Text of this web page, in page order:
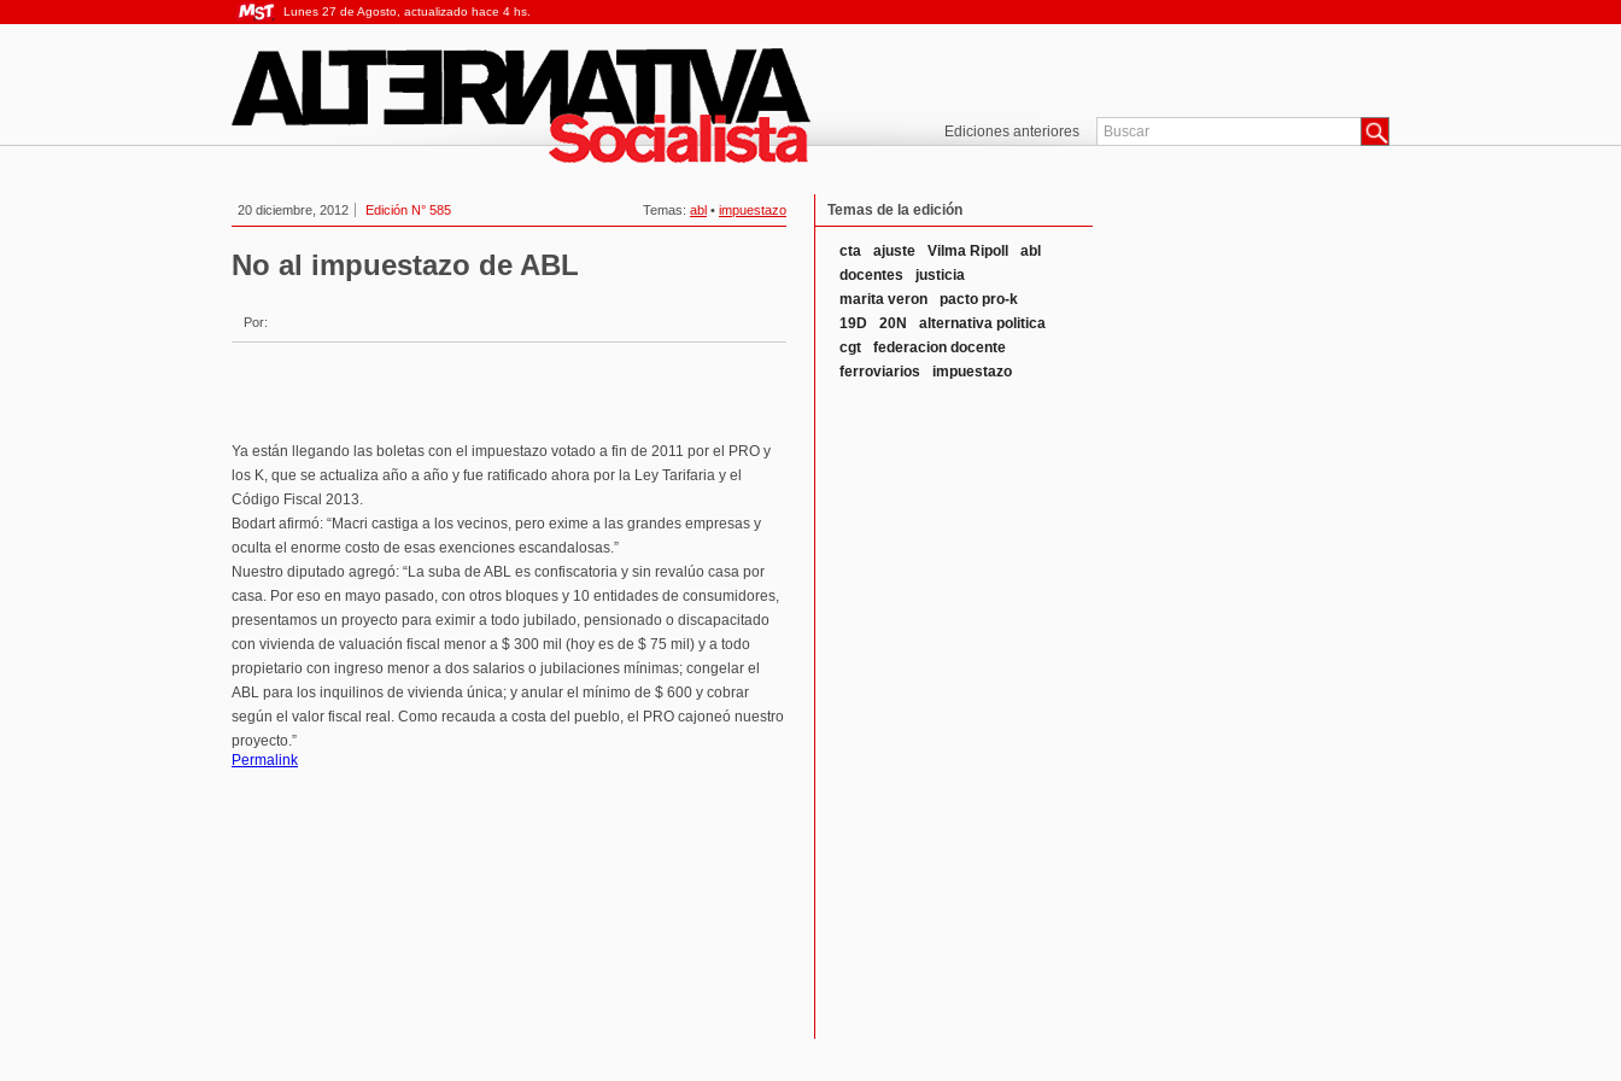
Lunes 27 de Agosto, actualizado hace 4 hs.
Ediciones anteriores
20 diciembre, 2012 Edición N° 585 Temas: abl • impuestazo
No al impuestazo de ABL
Por:
Ya están llegando las boletas con el impuestazo votado a fin de 2011 por el PRO y
los K, que se actualiza año a año y fue ratificado ahora por la Ley Tarifaria y el
Código Fiscal 2013.
Bodart afirmó: “Macri castiga a los vecinos, pero exime a las grandes empresas y
oculta el enorme costo de esas exenciones escandalosas.”
Nuestro diputado agregó: “La suba de ABL es confiscatoria y sin revalúo casa por
casa. Por eso en mayo pasado, con otros bloques y 10 entidades de consumidores,
presentamos un proyecto para eximir a todo jubilado, pensionado o discapacitado
con vivienda de valuación fiscal menor a $ 300 mil (hoy es de $ 75 mil) y a todo
propietario con ingreso menor a dos salarios o jubilaciones mínimas; congelar el
ABL para los inquilinos de vivienda única; y anular el mínimo de $ 600 y cobrar
según el valor fiscal real. Como recauda a costa del pueblo, el PRO cajoneó nuestro
proyecto.”
Permalink
Temas de la edición
cta ajuste Vilma Ripoll
abl
docentes
justicia
marita veron
pacto pro-k
19D
20N
alternativa politica
cgt
federacion docente
ferroviarios
impuestazo